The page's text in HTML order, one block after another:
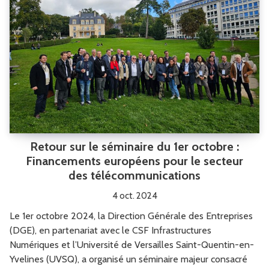
Retour sur le séminaire du 1er octobre :
Financements européens pour le secteur
des télécommunications
4 oct. 2024
Le 1er octobre 2024, la Direction Générale des Entreprises
(DGE), en partenariat avec le CSF Infrastructures
Numériques et l’Université de Versailles Saint-Quentin-en-
Yvelines (UVSQ), a organisé un séminaire majeur consacré